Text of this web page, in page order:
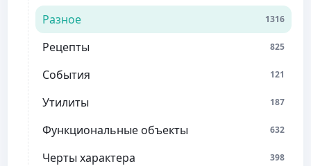
Разное 1316
Рецепты 825
События 121
Утилиты 187
Функциональные объекты 632
Черты характера 398